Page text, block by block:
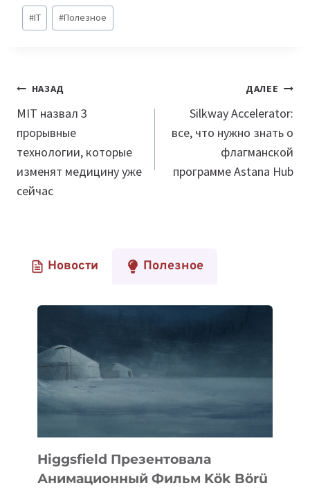
Метки
записи:
#IT #Полезное
Навигация
по
записям
НАЗАД
MIT назвал 3
прорывные
технологии, которые
изменят медицину уже
сейчас
ДАЛЕЕ
Silkway Accelerator:
все, что нужно знать о
флагманской
программе Astana Hub
Новости Полезное
Higgsfield Презентовала
Анимационный Фильм Kök Börü